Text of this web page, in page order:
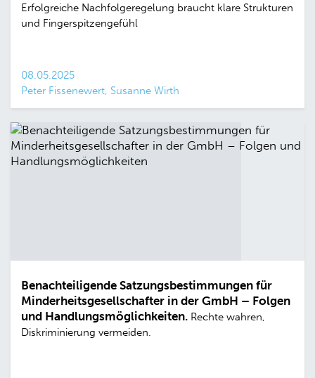
Erfolgreiche Nachfolgeregelung braucht klare Strukturen
und Fingerspitzengefühl
08.05.2025
Peter Fissenewert, Susanne Wirth
Benachteiligende Satzungsbestimmungen für
Minderheitsgesellschafter in der GmbH – Folgen
und Handlungsmöglichkeiten. Rechte wahren,
Diskriminierung vermeiden.